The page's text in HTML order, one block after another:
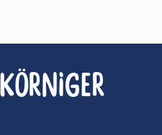
KÖRNIGER